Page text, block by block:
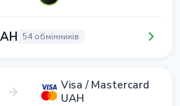
54 обмінників
Visa / Mastercard
UAH